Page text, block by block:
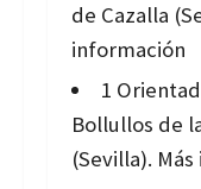
de Cazalla
información
1
Bollullos de
(Sevilla).